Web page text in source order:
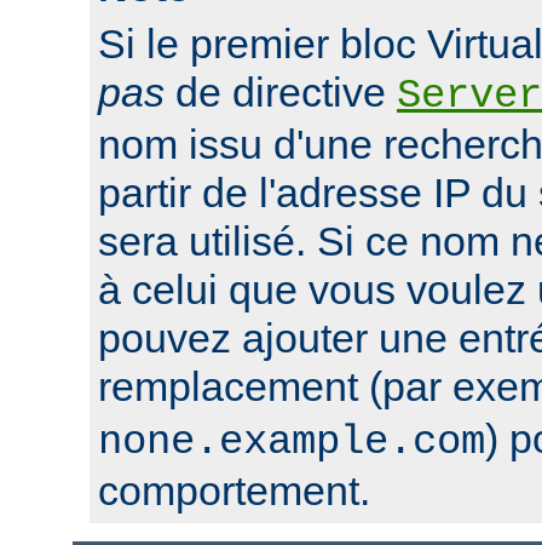
Si le premier bloc
pas de directive
nom issu d'une
partir de l'adresse IP
sera utilisé. Si ce nom
à celui que vous voulez
pouvez ajouter une
remplacement (par
none.example.com)
comportement.